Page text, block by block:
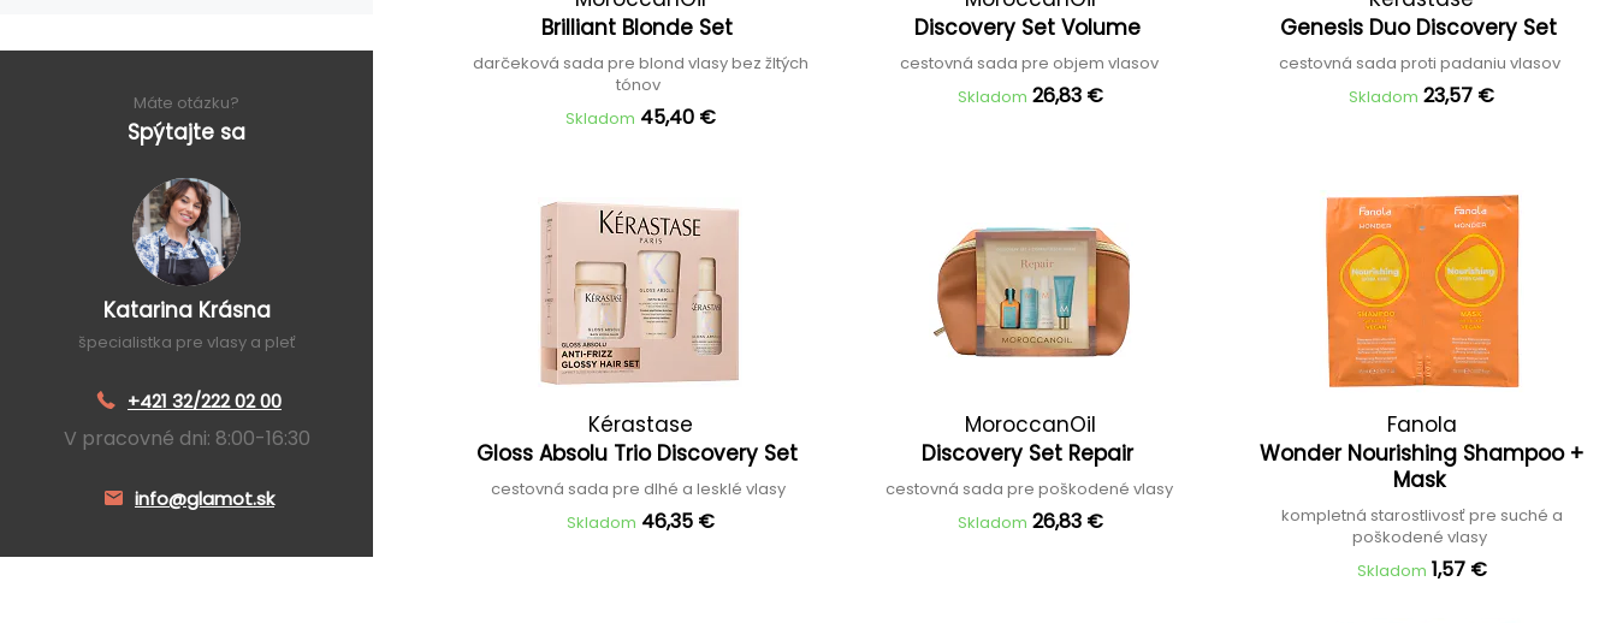
Máte otázku?
Spýtajte sa
Katarina Krásna
špecialistka pre vlasy a pleť
+421 32/222 02 00
V pracovné dni: 8:00-16:30
info@glamot.sk
Brilliant Blonde Set
darčeková sada pre blond vlasy bez žltých
tónov
Skladom 45,40 €
Discovery Set Volume
cestovná sada pre objem vlasov
Skladom 26,83 €
Genesis Duo Discovery Set
cestovná sada proti padaniu vlasov
Skladom 23,57 €
Kérastase
Gloss Absolu Trio Discovery Set
cestovná sada pre dlhé a lesklé vlasy
Skladom 46,35 €
MoroccanOil
Discovery Set Repair
cestovná sada pre poškodené vlasy
Skladom 26,83 €
Fanola
Wonder Nourishing Shampoo +
Mask
kompletná starostlivosť pre suché a
poškodené vlasy
Skladom 1,57 €